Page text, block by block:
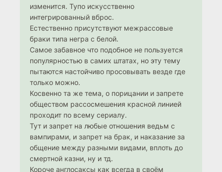
изменится. Тупо искусственно
интегрированный вброс.
Естественно присутствуют межрассовые
браки типа негра с белой.
Самое забавное что подобное не пользуется
популярностью в самих штатах, но эту тему
пытаются настойчиво просовывать везде где
только можно.
Косвенно та же тема, о порицании и запрете
обществом рассосмешения красной линией
проходит по всему сериалу.
Тут и запрет на любые отношения ведьм с
вампирами, и запрет на брак, и наказание за
общение между разными видами, вплоть до
смертной казни, ну и тд.
Короче англосаксы как всегда в своём